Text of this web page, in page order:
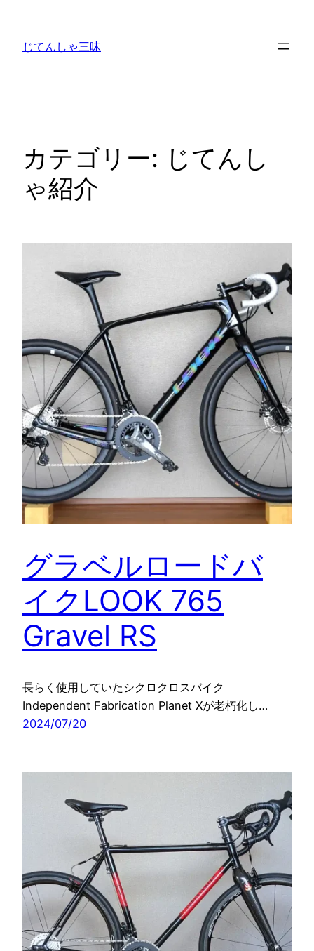
じてんしゃ三昧
カテゴリー: じてんし
ゃ紹介
グラベルロードバ
イクLOOK 765
Gravel RS
長らく使用していたシクロクロスバイク
Independent Fabrication Planet Xが老朽化し…
2024/07/20